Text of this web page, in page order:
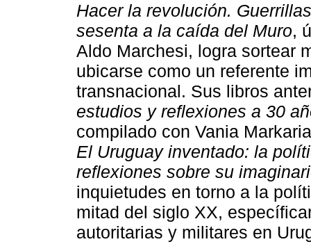
Hacer la revolución.
sesenta a la caída del Muro,
Aldo Marchesi, logra sortear
ubicarse como un referente
transnacional. Sus libros
estudios y reflexiones a 30
compilado con Vania
El Uruguay inventado: la
reflexiones sobre su
inquietudes en torno a la
mitad del siglo XX,
autoritarias y militares en